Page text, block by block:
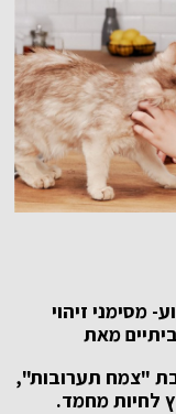
מסימני זיהוי
מאת
"צמח תערובות",
לחיות מחמד.